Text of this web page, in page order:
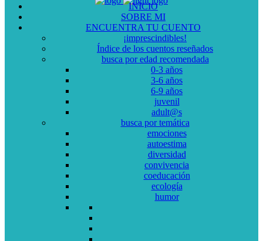
INICIO
SOBRE MI
ENCUENTRA TU CUENTO
¡imprescindibles!
Índice de los cuentos reseñados
busca por edad recomendada
0-3 años
3-6 años
6-9 años
juvenil
adult@s
busca por temática
emociones
autoestima
diversidad
convivencia
coeducación
ecología
humor